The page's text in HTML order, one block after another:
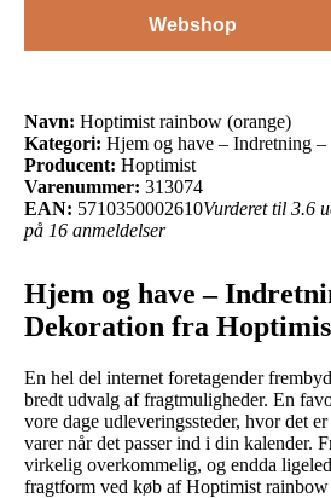
Webshop
Navn: Hoptimist rainbow (orange)
Kategori: Hjem og have – Indretning
Producent: Hoptimist
Varenummer: 313074
EAN: 5710350002610Vurderet til 3.6
på 16 anmeldelser
Hjem og have –
Dekoration fra
En hel del internet foretagender
bredt udvalg af fragtmuligheder. En
vore dage udleveringssteder, hvor det
varer når det passer ind i din kalender.
virkelig overkommelig, og endda
fragtform ved køb af Hoptimist rainbow